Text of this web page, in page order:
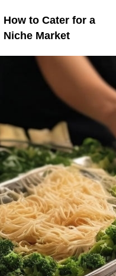
How to Cater for a
Niche Market